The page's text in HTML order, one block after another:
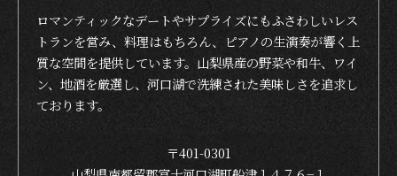
ロマンティックなデートやサプライズにもふさわしいレス
トランを営み、料理はもちろん、ピアノの生演奏が響く上
質な空間を提供しています。山梨県産の野菜や和牛、ワイ
ン、地酒を厳選し、河口湖で洗練された美味しさを追求し
ております。
〒401-0301